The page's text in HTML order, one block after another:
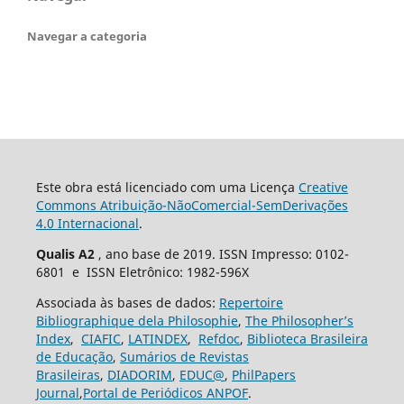
Navegar a categoria
Este obra está licenciado com uma Licença Creative
Commons Atribuição-NãoComercial-SemDerivações
4.0 Internacional.
Qualis A2 , ano base de 2019. ISSN Impresso: 0102-
6801 e ISSN Eletrônico: 1982-596X
Associada às bases de dados: Repertoire
Bibliographique dela Philosophie, The Philosopher’s
Index, CIAFIC, LATINDEX, Refdoc, Biblioteca Brasileira
de Educação, Sumários de Revistas
Brasileiras, DIADORIM, EDUC@, PhilPapers
Journal,Portal de Periódicos ANPOF.